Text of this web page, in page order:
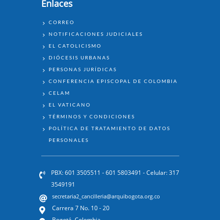
Enlaces
ENLACES
CORREO
NOTIFICACIONES JUDICIALES
EL CATOLICISMO
DIÓCESIS URBANAS
PERSONAS JURÍDICAS
CONFERENCIA EPISCOPAL DE COLOMBIA
CELAM
EL VATICANO
TÉRMINOS Y CONDICIONES
POLÍTICA DE TRATAMIENTO DE DATOS
PERSONALES
PBX: 601 3505511 - 601 5803491 - Celular: 317
3549191
secretaria2_cancilleria@arquibogota.org.co
Carrera 7 No. 10 - 20